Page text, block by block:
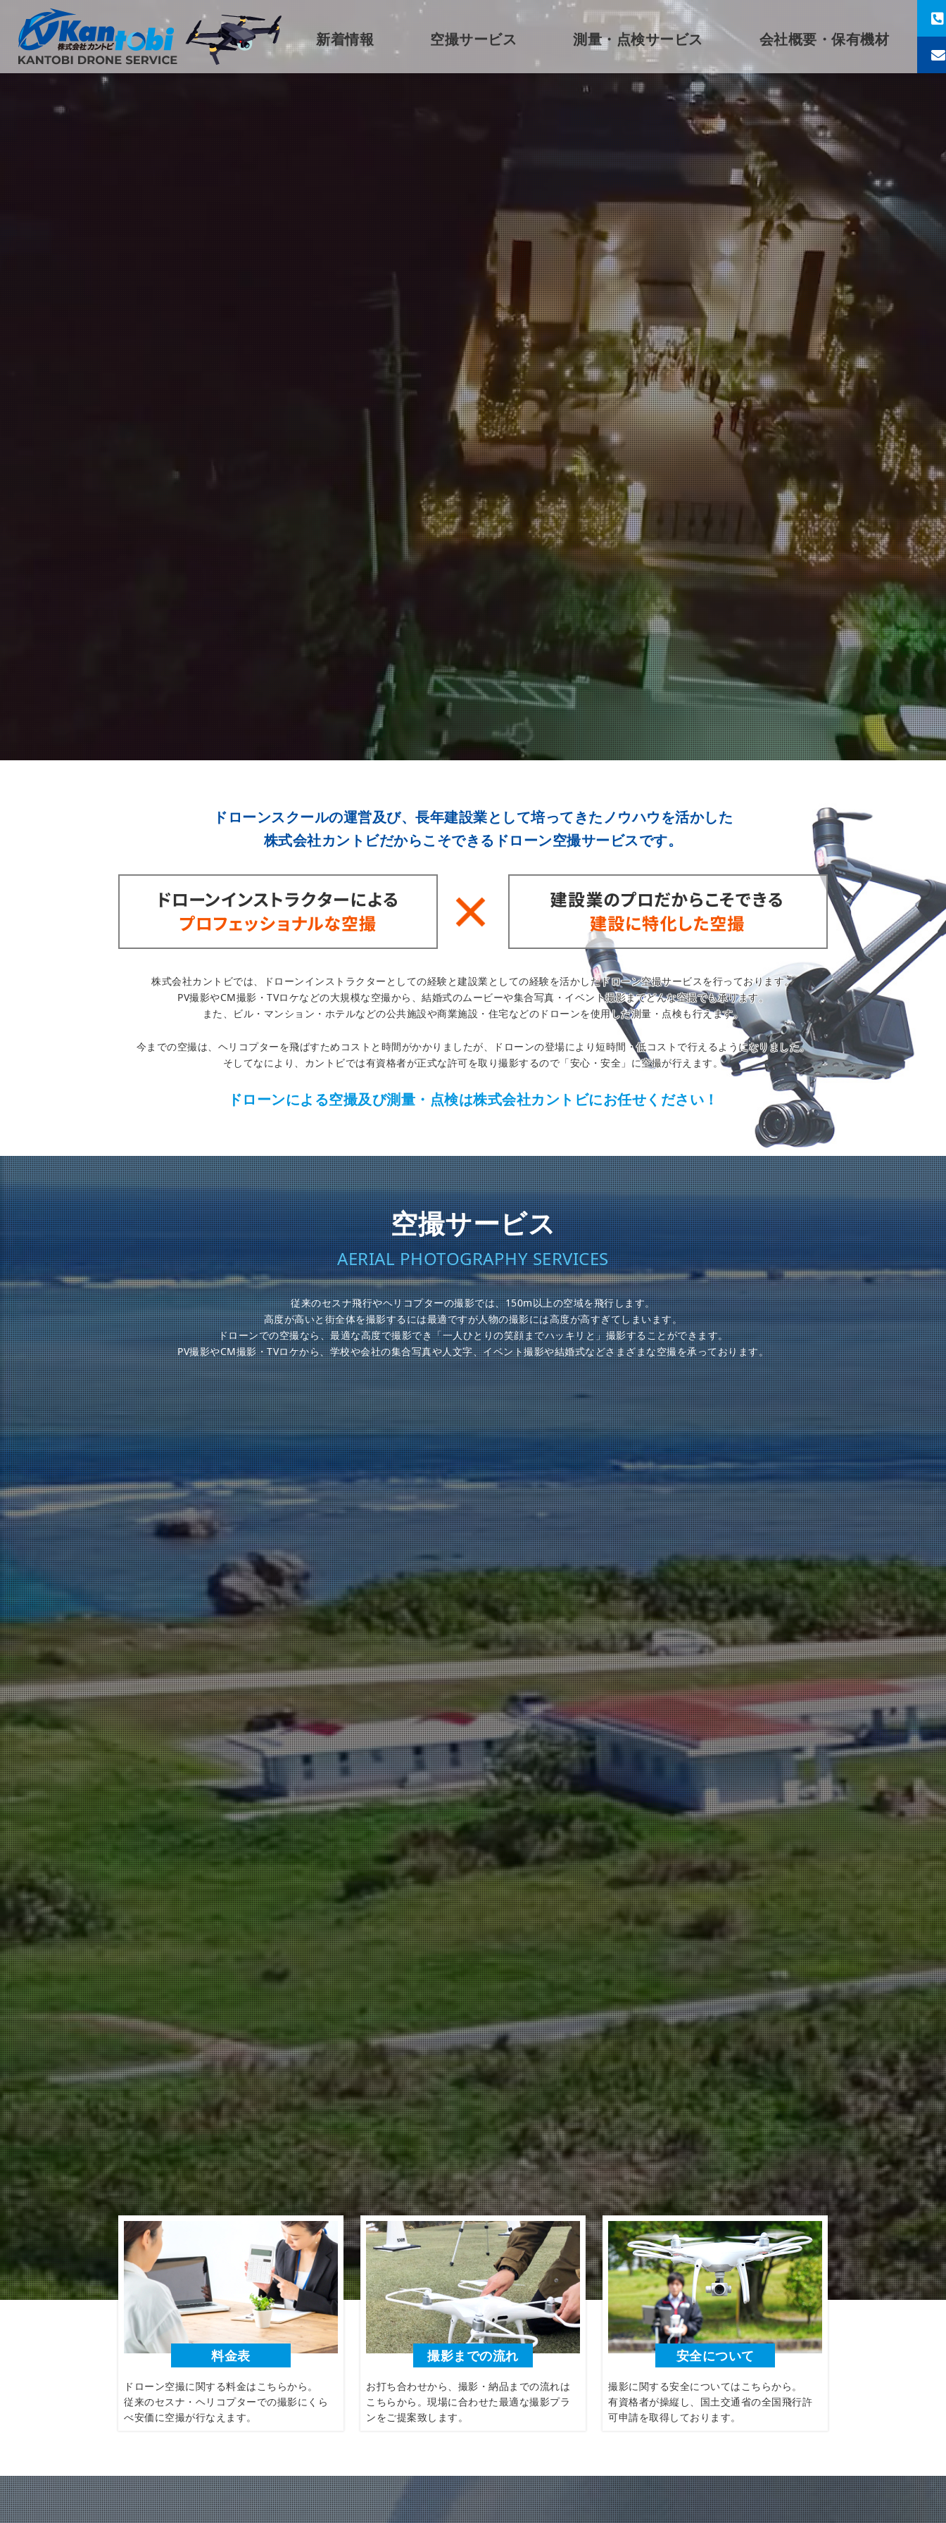
新着情報 空撮サービス 測量・点検サービス 会社概要・保有機材
ドローンスクールの運営及び、長年建設業として培ってきたノウハウを活かした
株式会社カントビだからこそできるドローン空撮サービスです。
株式会社カントビでは、ドローンインストラクターとしての経験と建設業としての経験を活かしたドローン空撮サービスを行っております。
PV撮影やCM撮影・TVロケなどの大規模な空撮から、結婚式のムービーや集合写真・イベント撮影までどんな空撮でも承ります。
また、ビル・マンション・ホテルなどの公共施設や商業施設・住宅などのドローンを使用した測量・点検も行えます。
今までの空撮は、ヘリコプターを飛ばすためコストと時間がかかりましたが、ドローンの登場により短時間・低コストで行えるようになりました。
そしてなにより、カントビでは有資格者が正式な許可を取り撮影するので「安心・安全」に空撮が行えます。
ドローンによる空撮及び測量・点検は株式会社カントビにお任せください！
空撮サービス
AERIAL PHOTOGRAPHY SERVICES
従来のセスナ飛行やヘリコプターの撮影では、150m以上の空域を飛行します。
高度が高いと街全体を撮影するには最適ですが人物の撮影には高度が高すぎてしまいます。
ドローンでの空撮なら、最適な高度で撮影でき「一人ひとりの笑顔までハッキリと」撮影することができます。
PV撮影やCM撮影・TVロケから、学校や会社の集合写真や人文字、イベント撮影や結婚式などさまざまな空撮を承っております。
料金表
ドローン空撮に関する料金はこちらから。
従来のセスナ・ヘリコプターでの撮影にくら
べ安価に空撮が行なえます。
撮影までの流れ
お打ち合わせから、撮影・納品までの流れは
こちらから。現場に合わせた最適な撮影プラ
ンをご提案致します。
安全について
撮影に関する安全についてはこちらから。
有資格者が操縦し、国土交通省の全国飛行許
可申請を取得しております。